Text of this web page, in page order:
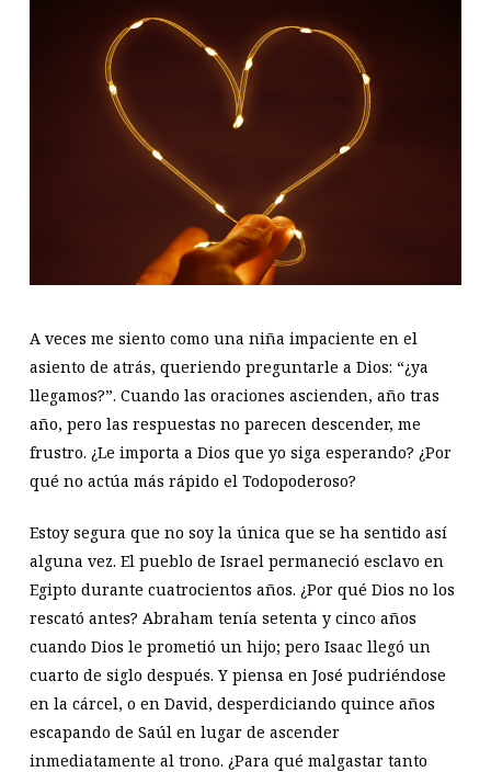
A veces me siento como una niña impaciente en el
asiento de atrás, queriendo preguntarle a Dios: “¿ya
llegamos?”. Cuando las oraciones ascienden, año tras
año, pero las respuestas no parecen descender, me
frustro. ¿Le importa a Dios que yo siga esperando? ¿Por
qué no actúa más rápido el Todopoderoso?
Estoy segura que no soy la única que se ha sentido así
alguna vez. El pueblo de Israel permaneció esclavo en
Egipto durante cuatrocientos años. ¿Por qué Dios no los
rescató antes? Abraham tenía setenta y cinco años
cuando Dios le prometió un hijo; pero Isaac llegó un
cuarto de siglo después. Y piensa en José pudriéndose
en la cárcel, o en David, desperdiciando quince años
escapando de Saúl en lugar de ascender
inmediatamente al trono. ¿Para qué malgastar tanto